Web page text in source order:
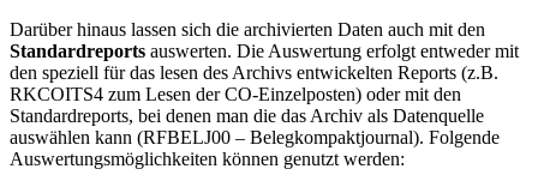
Darüber hinaus lassen sich die archivierten Daten auch mit den
Standardreports auswerten. Die Auswertung erfolgt entweder mit
den speziell für das lesen des Archivs entwickelten Reports (z.B.
RKCOITS4 zum Lesen der CO-Einzelposten) oder mit den
Standardreports, bei denen man die das Archiv als Datenquelle
auswählen kann (RFBELJ00 – Belegkompaktjournal). Folgende
Auswertungsmöglichkeiten können genutzt werden: